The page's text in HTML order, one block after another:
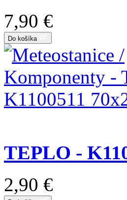
7,90 €
Do košíka
TEPLO -
2,90 €